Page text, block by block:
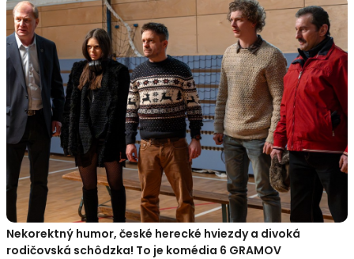
Nekorektný humor, české herecké hviezdy a divoká
rodičovská schôdzka! To je komédia 6 GRAMOV